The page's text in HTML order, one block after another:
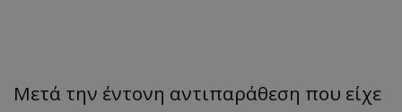
Μετά την έντονη αντιπαράθεση που είχε